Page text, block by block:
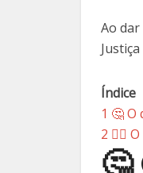
Ao
Índice
1 🤔 O
2 👨‍⚖️